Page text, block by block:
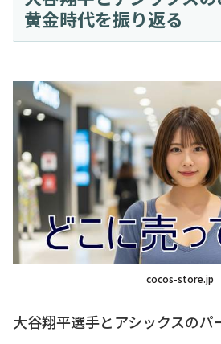
黄金時代を振り返る
cocos-store.jp
大谷翔平選手とアシックスのパ